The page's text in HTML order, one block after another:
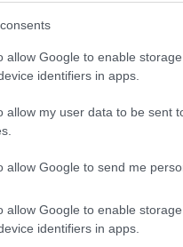
allow Google to enable
identifiers in apps.
allow my user data to be sent
allow Google to send me
allow Google to enable
identifiers in apps.
a costruirle
la fiducia più delle
e le liturgie
personale tra leader
rassegnate in
rivelatore. Quando
di lasciarlo. Fu